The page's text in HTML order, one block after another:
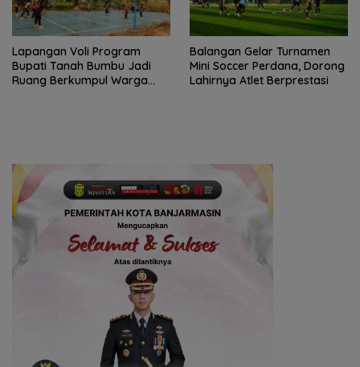
Lapangan Voli Program
Bupati Tanah Bumbu Jadi
Ruang Berkumpul Warga
Balangan Gelar Turnamen
Mini Soccer Perdana, Dorong
Lahirnya Atlet Berprestasi